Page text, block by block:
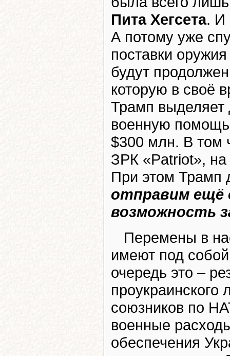
Пита Хегсета. И
А потому уже
поставки
будут
которую в своё
Трамп выделяет
военную
$300 млн. В том
ЗРК «Patriot»,
При этом Трамп
отправим ещё
возможность
Перемены в
имеют под
очередь это –
союзников по
военные
обеспечения